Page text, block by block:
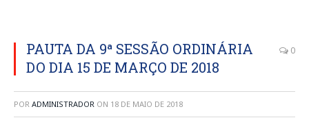
PAUTA DA 9ª SESSÃO ORDINÁRIA
DO DIA 15 DE MARÇO DE 2018
0
POR ADMINISTRADOR ON 18 DE MAIO DE 2018